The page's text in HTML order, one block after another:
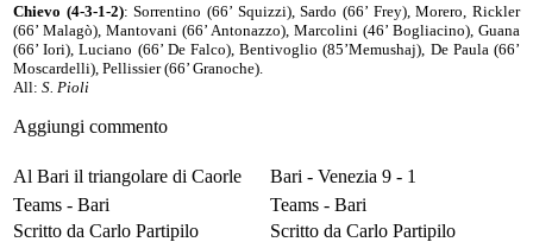
Chievo (4-3-1-2): Sorrentino (66’ Squizzi), Sardo (66’ Frey), Morero, Rickler
(66’ Malagò), Mantovani (66’ Antonazzo), Marcolini (46’ Bogliacino), Guana
(66’ Iori), Luciano (66’ De Falco), Bentivoglio (85’Memushaj), De Paula (66’
Moscardelli), Pellissier (66’ Granoche).
All: S. Pioli
Aggiungi commento
Al Bari il triangolare di Caorle
Teams - Bari
Scritto da Carlo Partipilo
Bari - Venezia 9 - 1
Teams - Bari
Scritto da Carlo Partipilo